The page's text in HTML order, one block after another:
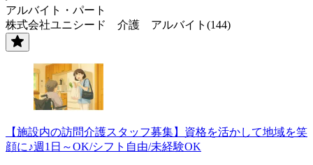
アルバイト・パート
株式会社ユニシード 介護 アルバイト(144)
【施設内の訪問介護スタッフ募集】資格を活かして地域を笑
顔に♪週1日～OK/シフト自由/未経験OK